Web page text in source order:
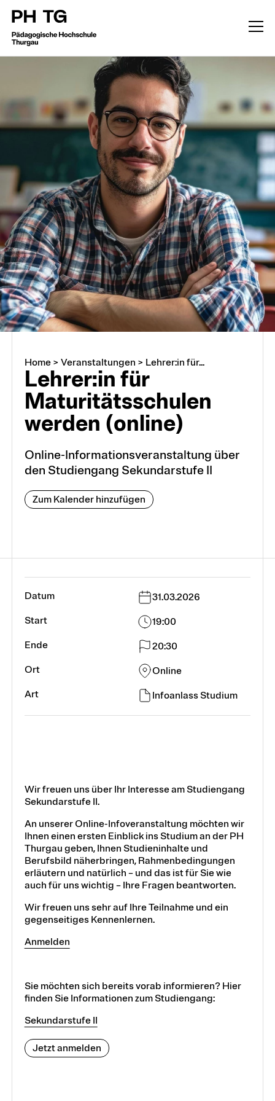
Home> Veranstaltungen > Lehrer:in für...
Lehrer:in für
Maturitätsschulen
werden (online)
Online-Informationsveranstaltung über
den Studiengang Sekundarstufe II
Zum Kalender hinzufügen
31.03.2026
19:00
20:30
Online
Infoanlass Studium
Wir freuen uns über Ihr Interesse am Studiengang
Sekundarstufe II.
An unserer Online-Infoveranstaltung möchten wir
Ihnen einen ersten Einblick ins Studium an der PH
Thurgau geben, Ihnen Studieninhalte und
Berufsbild näherbringen, Rahmenbedingungen
erläutern und natürlich – und das ist für Sie wie
auch für uns wichtig – Ihre Fragen beantworten.
Wir freuen uns sehr auf Ihre Teilnahme und ein
gegenseitiges Kennenlernen.
Anmelden
Sie möchten sich bereits vorab informieren? Hier
finden Sie Informationen zum Studiengang:
Sekundarstufe II
Jetzt anmelden